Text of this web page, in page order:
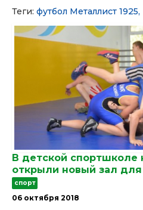
Теги: футбол Металлист 1925,
В детской спортшколе
открыли новый зал для
спорт
06 октября 2018